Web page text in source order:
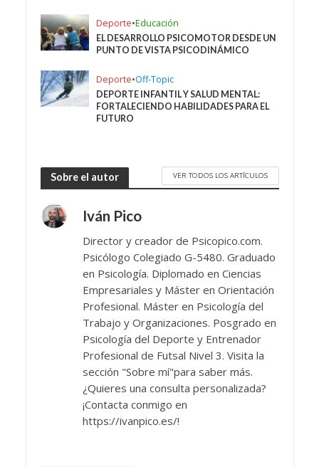
Deporte•Educación
EL DESARROLLO PSICOMOTOR DESDE UN
PUNTO DE VISTA PSICODINÁMICO
Deporte•Off-Topic
DEPORTE INFANTIL Y SALUD MENTAL:
FORTALECIENDO HABILIDADES PARA EL
FUTURO
Sobre el autor VER TODOS LOS ARTÍCULOS
Iván Pico
Director y creador de Psicopico.com.
Psicólogo Colegiado G-5480. Graduado
en Psicología. Diplomado en Ciencias
Empresariales y Máster en Orientación
Profesional. Máster en Psicología del
Trabajo y Organizaciones. Posgrado en
Psicología del Deporte y Entrenador
Profesional de Futsal Nivel 3. Visita la
sección "Sobre mí"para saber más.
¿Quieres una consulta personalizada?
¡Contacta conmigo en
https://ivanpico.es/!